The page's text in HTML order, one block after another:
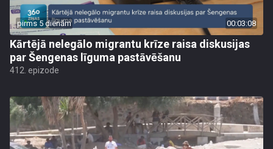
pirms 5 dienām 00:03:08
Kārtējā nelegālo migrantu krīze raisa diskusijas
par Šengenas līguma pastāvēšanu
412. epizode